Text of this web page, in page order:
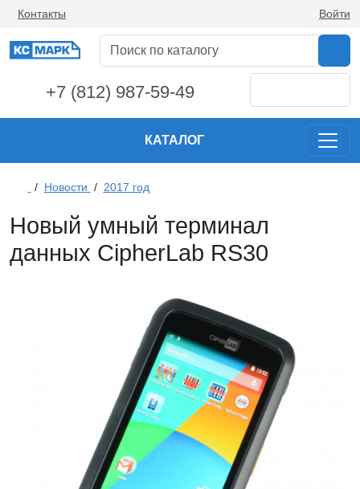
Контакты Войти
+7 (812) 987-59-49
КАТАЛОГ
/ Новости / 2017 год
Новый умный терминал
данных CipherLab RS30